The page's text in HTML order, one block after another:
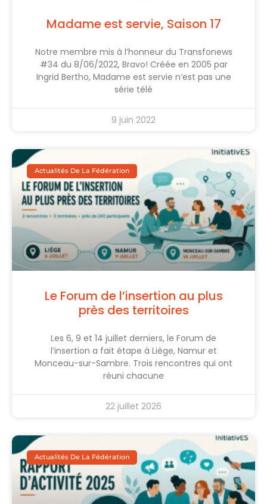
Madame est servie, Saison 17
Notre membre mis à l’honneur du Transfonews
#34 du 8/06/2022, Bravo! Créée en 2005 par
Ingrid Bertho, Madame est servie n’est pas une
série télé
9 juin 2022
Actualités De La Fédération
Le Forum de l’insertion au plus
près des territoires
Les 6, 9 et 14 juillet derniers, le Forum de
l’insertion a fait étape à Liège, Namur et
Monceau-sur-Sambre. Trois rencontres qui ont
réuni chacune
22 juillet 2026
Actualités De La Fédération